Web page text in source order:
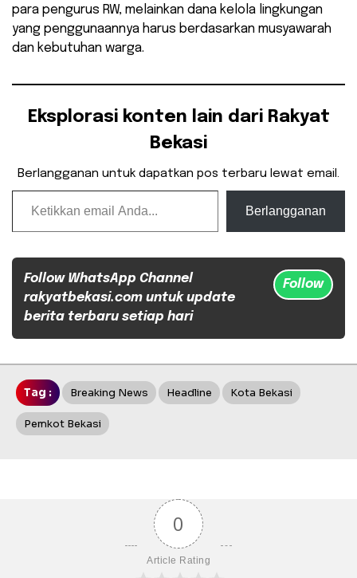
para pengurus RW, melainkan dana kelola lingkungan
yang penggunaannya harus berdasarkan musyawarah
dan kebutuhan warga.
Eksplorasi konten lain dari Rakyat
Bekasi
Berlangganan untuk dapatkan pos terbaru lewat email.
Ketikkan email Anda...
Berlangganan
Follow WhatsApp Channel
rakyatbekasi.com untuk update
berita terbaru setiap hari
Follow
Tag : Breaking News Headline Kota Bekasi
Pemkot Bekasi
0
Article Rating